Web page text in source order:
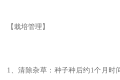
【栽培管理】
1、清除杂草：种子种后约1个月时